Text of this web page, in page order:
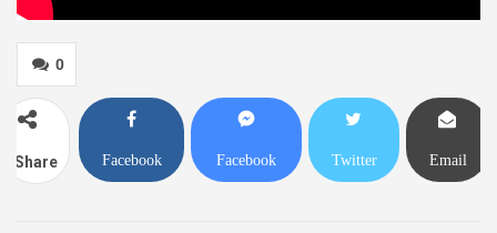
0
Share Facebook Facebook Twitter Email